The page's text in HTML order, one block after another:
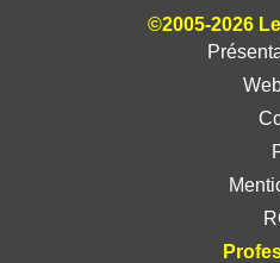
©2005-2026